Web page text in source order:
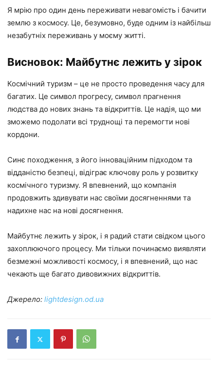
Я мрію про один день переживати невагомість і бачити
землю з космосу. Це, безумовно, буде одним із найбільш
незабутніх переживань у моєму житті.
Висновок: Майбутнє лежить у зірок
Космічний туризм – це не просто проведення часу для
багатих. Це символ прогресу, символ прагнення
людства до нових знань та відкриттів. Це надія, що ми
зможемо подолати всі труднощі та перемогти нові
кордони.
Синє походження, з його інноваційним підходом та
відданістю безпеці, відіграє ключову роль у розвитку
космічного туризму. Я впевнений, що компанія
продовжить здивувати нас своїми досягненнями та
надихне нас на нові досягнення.
Майбутнє лежить у зірок, і я радий стати свідком цього
захоплюючого процесу. Ми тільки починаємо виявляти
безмежні можливості космосу, і я впевнений, що нас
чекають ще багато дивовижних відкриттів.
Джерело: lightdesign.od.ua